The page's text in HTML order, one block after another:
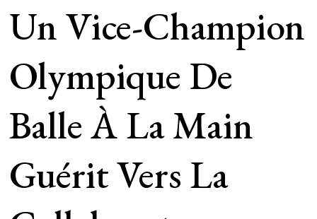
Un Vice-Champion
Olympique De
Balle À La Main
Guérit Vers La